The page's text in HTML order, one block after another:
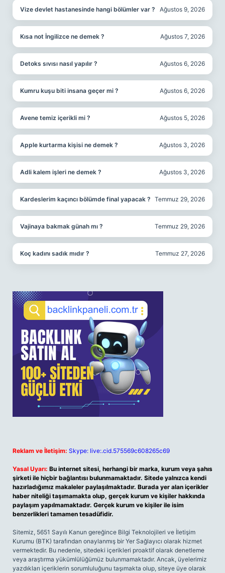
Vize devlet hastanesinde hangi bölümler var ? Ağustos 9, 2026
Kısa not İngilizce ne demek ? Ağustos 7, 2026
Detoks sıvısı nasıl yapılır ? Ağustos 6, 2026
Kumru kuşu biti insana geçer mi ? Ağustos 6, 2026
Avene temiz içerikli mi ? Ağustos 5, 2026
Apple kurtarma kişisi ne demek ? Ağustos 3, 2026
Adli kalem işleri ne demek ? Ağustos 3, 2026
Kardeslerim kaçıncı bölümde final yapacak ? Temmuz 29, 2026
Vajinaya bakmak günah mı ? Temmuz 29, 2026
Koç kadını sadık mıdır ? Temmuz 27, 2026
Reklam ve İletişim: Skype: live:.cid.575569c608265c69
Yasal Uyarı: Bu internet sitesi, herhangi bir marka, kurum veya şahıs
şirketi ile hiçbir bağlantısı bulunmamaktadır. Sitede yalnızca kendi
hazırladığımız makaleler paylaşılmaktadır. Burada yer alan içerikler
haber niteliği taşımamakta olup, gerçek kurum ve kişiler hakkında
paylaşım yapılmamaktadır. Gerçek kurum ve kişiler ile isim
benzerlikleri tamamen tesadüfidir.
Sitemiz, 5651 Sayılı Kanun gereğince Bilgi Teknolojileri ve İletişim
Kurumu (BTK) tarafından onaylanmış bir Yer Sağlayıcı olarak hizmet
vermektedir. Bu nedenle, sitedeki içerikleri proaktif olarak denetleme
veya araştırma yükümlülüğümüz bulunmamaktadır. Ancak, üyelerimiz
yazdıkları içeriklerin sorumluluğunu taşımakta olup, siteye üye olarak